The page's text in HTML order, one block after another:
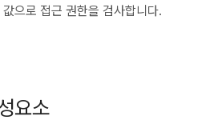
으로 접근 권한을 검사합니다.
요소